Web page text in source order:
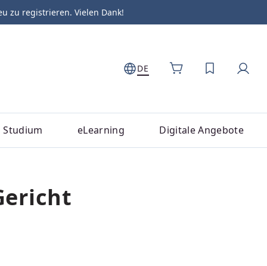
zu registrieren. Vielen Dank!
DE DU HAST 0
Studium eLearning Digitale Angebote